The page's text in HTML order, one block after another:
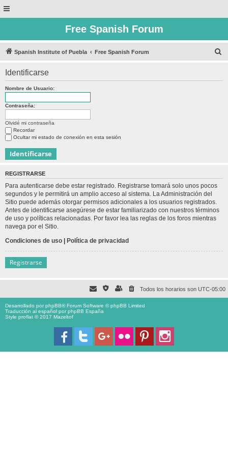
Free Spanish Forum
Spanish Institute of Puebla Free Spanish Forum
Identificarse
Nombre de Usuario:
Contraseña:
Olvidé mi contraseña
Recordar
Ocultar mi estado de conexión en esta sesión
REGISTRARSE
Para autenticarse debe estar registrado. Registrarse tomará solo unos pocos
segundos y le permitirá un amplio acceso al sistema. La Administración del
Sitio puede además otorgar permisos adicionales a los usuarios registrados.
Antes de identificarse asegúrese de estar familiarizado con nuestros términos
de uso y políticas relacionadas. Por favor lea las reglas de los foros mientras
navega por el Sitio.
Condiciones de uso | Política de privacidad
Registrarse
Todos los horarios son UTC-05:00
Desarrollado porphpBB® Forum Software © phpBB Limited
Traducción al español porphpBB España
Style proflat © 2017 Mazeltof